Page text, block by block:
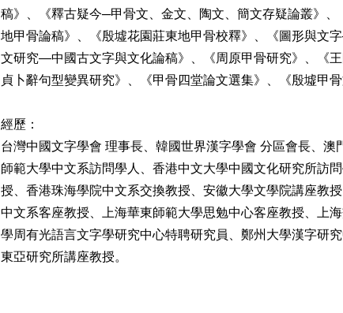
稿》、《釋古疑今─甲骨文、金文、陶文、簡文存疑論叢》
地甲骨論稿》、《殷墟花園莊東地甲骨校釋》、《圖形與文
文研究—中國古文字與文化論稿》、《周原甲骨研究》、《
貞卜辭句型變異研究》、《甲骨四堂論文選集》、《殷墟甲
經歷：
台灣中國文字學會 理事長、韓國世界漢字學會 分區會長、
師範大學中文系訪問學人、香港中文大學中國文化研究所訪
授、香港珠海學院中文系交換教授、安徽大學文學院講座教
中文系客座教授、上海華東師範大學思勉中心客座教授、上
學周有光語言文字學研究中心特聘研究員、鄭州大學漢字研
東亞研究所講座教授。